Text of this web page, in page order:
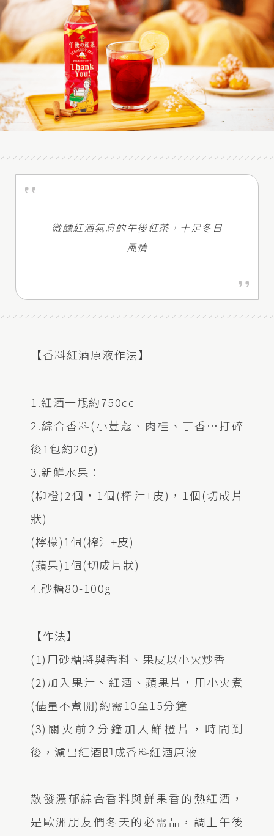
微醺紅酒氣息的午後紅茶，十足冬日
風情
【香料紅酒原液作法】
1.紅酒一瓶約750cc
2.綜合香料(小荳蔻、肉桂、丁香…打碎
後1包約20g)
3.新鮮水果：
(柳橙)2個，1個(榨汁+皮)，1個(切成片
狀)
(檸檬)1個(榨汁+皮)
(蘋果)1個(切成片狀)
4.砂糖80-100g
【作法】
(1)用砂糖將與香料、果皮以小火炒香
(2)加入果汁、紅酒、蘋果片，用小火煮
(儘量不煮開)約需10至15分鐘
(3)關火前2分鐘加入鮮橙片，時間到
後，濾出紅酒即成香料紅酒原液
散發濃郁綜合香料與鮮果香的熱紅酒，
是歐洲朋友們冬天的必需品，調上午後